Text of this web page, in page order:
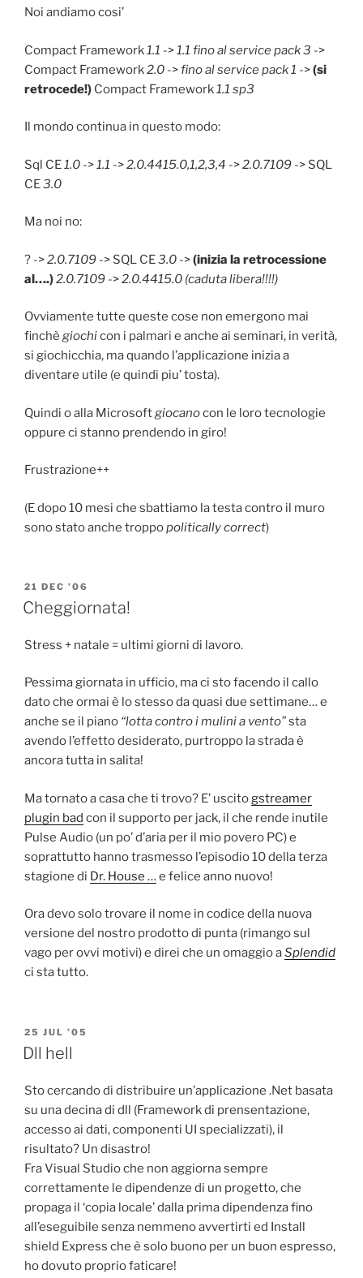
Noi andiamo cosi’
Compact Framework1.1 ->1.1 fino al service pack 3 ->
Compact Framework2.0 ->fino al service pack 1 ->(si
retrocede!) Compact Framework1.1 sp3
Il mondo continua in questo modo:
Sql CE1.0 ->1.1 ->2.0.4415.0,1,2,3,4 ->2.0.7109 -> SQL
CE3.0
Ma noi no:
? ->2.0.7109 -> SQL CE3.0 ->(inizia la retrocessione
al….)2.0.7109 ->2.0.4415.0 (caduta libera!!!!)
Ovviamente tutte queste cose non emergono mai
finchè giochicon i palmari e anche ai seminari, in verità,
si giochicchia, ma quando l’applicazione inizia a
diventare utile (e quindi piu’ tosta).
Quindi o alla Microsoftgiocanocon le loro tecnologie
oppure ci stanno prendendo in giro!
Frustrazione++
(E dopo 10 mesi che sbattiamo la testa contro il muro
sono stato anche troppopolitically correct)
POSTED
ON
21 DEC ’06
Cheggiornata!
Stress + natale = ultimi giorni di lavoro.
Pessima giornata in ufficio, ma ci sto facendo il callo
dato che ormai è lo stesso da quasi due settimane… e
anche se il piano “lotta contro i mulini a vento”sta
avendo l’effetto desiderato, purtroppo la strada è
ancora tutta in salita!
Ma tornato a casa che ti trovo? E’ uscitogstreamer
plugin bad con il supporto per jack, il che rende inutile
Pulse Audio (un po’ d’aria per il mio povero PC) e
soprattutto hanno trasmesso l’episodio 10 della terza
stagione di Dr. House …e felice anno nuovo!
Ora devo solo trovare il nome in codice della nuova
versione del nostro prodotto di punta (rimango sul
vago per ovvi motivi) e direi che un omaggio aSplendid
ci sta tutto.
POSTED
ON
25 JUL ’05
Dll hell
Sto cercando di distribuire un’applicazione .Net basata
su una decina di dll (Framework di prensentazione,
accesso ai dati, componenti UI specializzati), il
risultato? Un disastro!
Fra Visual Studio che non aggiorna sempre
correttamente le dipendenze di un progetto, che
propaga il ‘copia locale’ dalla prima dipendenza fino
all’eseguibile senza nemmeno avvertirti ed Install
shield Express che è solo buono per un buon espresso,
ho dovuto proprio faticare!